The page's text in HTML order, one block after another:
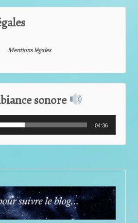
Mentions légales
sonore
audio
04:36